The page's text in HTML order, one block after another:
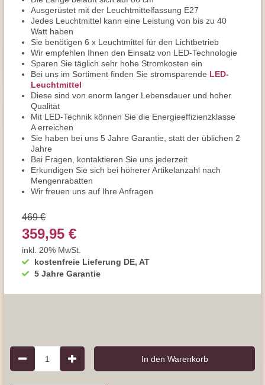
Ausgerüstet mit der Leuchtmittelfassung E27
Jedes Leuchtmittel kann eine Leistung von bis zu 40
Watt haben
Sie benötigen 6 x Leuchtmittel für den Lichtbetrieb
Wir empfehlen Ihnen den Einsatz von LED-Technologie
Sparen Sie täglich sehr hohe Stromkosten ein
Bei uns im Sortiment finden Sie stromsparende LED-
Leuchtmittel
Diese sind von enorm langer Lebensdauer und hoher
Qualität
Mit LED-Technik können Sie die Energieeffizienzklasse
A erreichen
Sie haben bei uns 5 Jahre Garantie, statt der üblichen 2
Jahre
Bei Fragen, kontaktieren Sie uns jederzeit
Erkundigen Sie sich bei höherer Artikelanzahl nach
Mengenrabatten
Wir freuen uns auf Ihre Anfragen
kostenfreie Lieferung DE, AT
5 Jahre Garantie
469 €
359,95 €
inkl. 20% MwSt.
1 In den Warenkorb